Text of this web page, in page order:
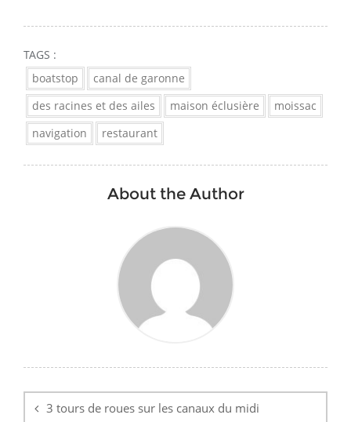
TAGS :
boatstop
canal de garonne
des racines et des ailes
maison éclusière
moissac
navigation
restaurant
About the Author
Post
navigation
3 tours de roues sur les canaux du midi